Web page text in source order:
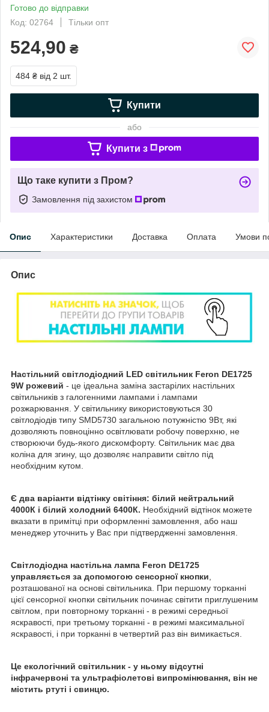
Готово до відправки
Код: 02764
Тільки опт
524,90 ₴
484 ₴ від 2 шт.
Купити
або
Купити з
Що таке купити з Пром?
Замовлення під захистом
Опис Характеристики Доставка Оплата Умови
Опис
Настільний світлодіодний LED світильник Feron DE1725
9W рожевий - це ідеальна заміна застарілих настільних
світильників з галогенними лампами і лампами
розжарювання. У світильнику використовуються 30
світлодіодів типу SMD5730 загальною потужністю 9Вт, які
дозволяють повноцінно освітлювати робочу поверхню, не
створюючи будь-якого дискомфорту. Світильник має два
коліна для згину, що дозволяє направити світло під
необхідним кутом.
Є два варіанти відтінку світіння: білий нейтральний
4000К і білий холодний 6400К. Необхідний відтінок можете
вказати в примітці при оформленні замовлення, або наш
менеджер уточнить у Вас при підтвердженні замовлення.
Світлодіодна настільна лампа Feron DE1725
управляється за допомогою сенсорної кнопки,
розташованої на основі світильника. При першому торканні
цієї сенсорної кнопки світильник починає світити приглушеним
світлом, при повторному торканні - в режимі середньої
яскравості, при третьому торканні - в режимі максимальної
яскравості, і при торканні в четвертий раз він вимикається.
Це екологічний світильник - у ньому відсутні
інфрачервоні та ультрафіолетові випромінювання, він не
містить ртуті і свинцю.